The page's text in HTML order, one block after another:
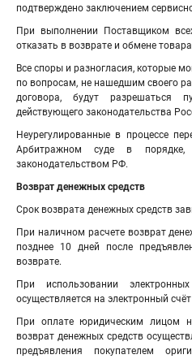
подтверждено заключением
При выполнении Поставщиком
отказать в возврате и обмене
Все споры и разногласия, которые
по вопросам, не нашедшим своего
договора, будут разрешаться
действующего законодательства
Неурегулированные в процессе
Арбитражном суде в порядке,
законодательством РФ.
Возврат денежных средств
Срок возврата денежных средств
При наличном расчете возврат
позднее 10 дней после
возврате.
При использовании
осуществляется на электронный
При оплате юридическим лицом
возврат денежных средств
предъявления покупателем